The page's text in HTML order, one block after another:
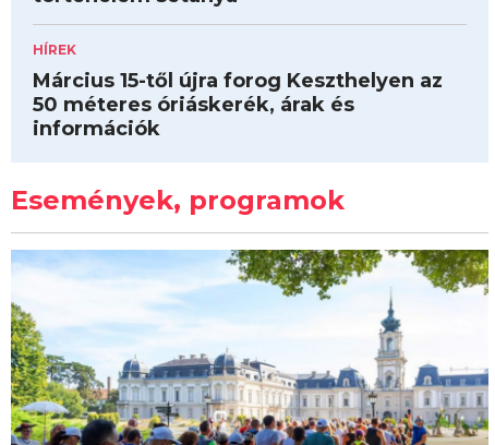
HÍREK
Március 15-től újra forog Keszthelyen az
50 méteres óriáskerék, árak és
információk
Események, programok